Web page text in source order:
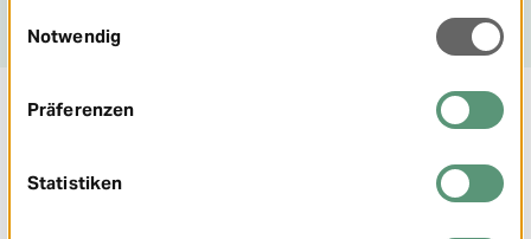
Notwendig
Präferenzen
Statistiken
social.media.share.instagram.prefix
Senden perPer